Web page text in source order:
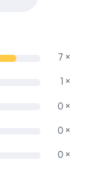
7 ×
1 ×
0 ×
0 ×
0 ×